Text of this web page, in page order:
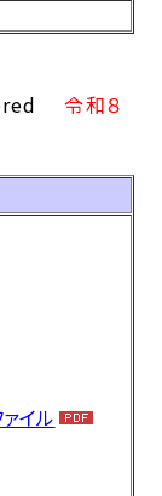
令和８
イル